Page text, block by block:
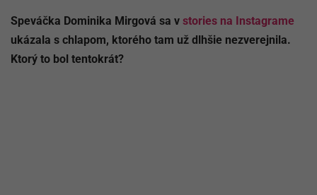
Speváčka Dominika Mirgová sa v stories na Instagrame
ukázala s chlapom, ktorého tam už dlhšie nezverejnila.
Ktorý to bol tentokrát?